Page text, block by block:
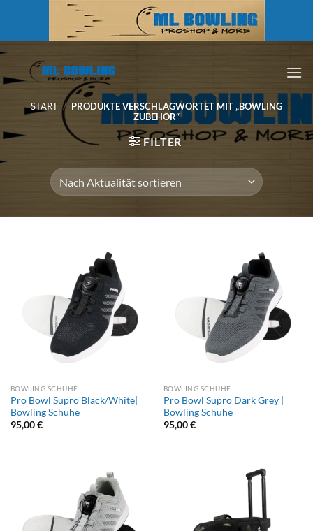
springen
START / PRODUKTE VERSCHLAGWORTET MIT „BOWLING
ZUBEHÖR“
FILTER
BOWLING SCHUHE
Pro Bowl Supro Black/White|
Bowling Schuhe
95,00€
BOWLING SCHUHE
Pro Bowl Supro Dark Grey |
Bowling Schuhe
95,00€